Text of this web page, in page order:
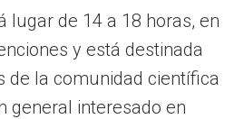
lugar de 14 a 18 horas, en
y está destinada
de la comunidad científica
general interesado en